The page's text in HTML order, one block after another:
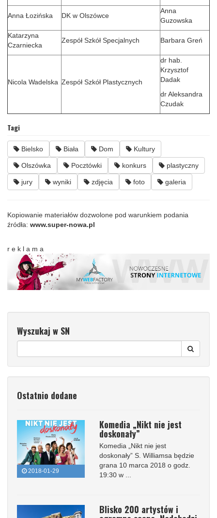
Anna Łozińska DK w Olszówce
Anna
Guzowska
Katarzyna
Czarniecka
Zespół Szkół Specjalnych Barbara Greń
Nicola Wadelska Zespół Szkół Plastycznych
dr hab.
Krzysztof
Dadak
dr Aleksandra
Czudak
Tagi
Bielsko Biała Dom Kultury
Olszówka Pocztówki konkurs plastyczny
jury wyniki zdjęcia foto galeria
Kopiowanie materiałów dozwolone pod warunkiem podania
źródła: www.super-nowa.pl
r e k l a m a
Wyszukaj w SN
Ostatnio dodane
2018-01-29
Komedia „Nikt nie jest
doskonały”
Komedia „Nikt nie jest
doskonały” S. Williamsa będzie
grana 10 marca 2018 o godz.
19:30 w ...
Blisko 200 artystów i